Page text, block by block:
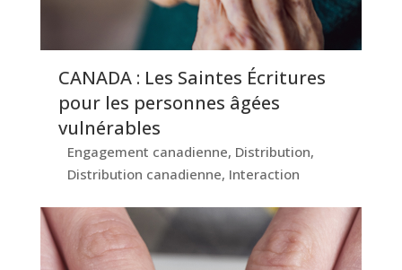
CANADA : Les Saintes Écritures
pour les personnes âgées
vulnérables
Engagement canadienne, Distribution,
Distribution canadienne, Interaction